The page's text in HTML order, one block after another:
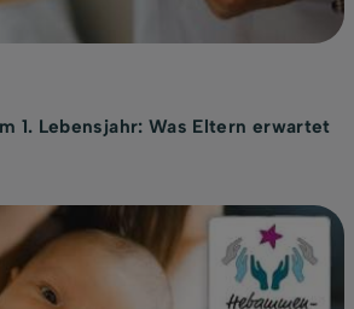
1. Lebensjahr: Was Eltern erwartet